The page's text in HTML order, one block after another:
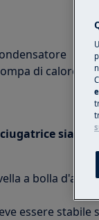
di calore
sia a
a bolla d'aria
essere stabile